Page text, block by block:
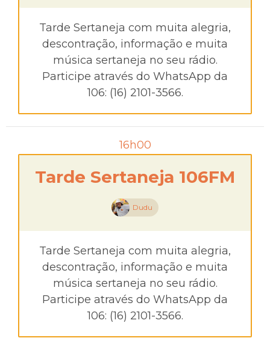
Tarde Sertaneja com muita alegria,
descontração, informação e muita
música sertaneja no seu rádio.
Participe através do WhatsApp da
106: (16) 2101-3566.
16h00
Tarde Sertaneja 106FM
Dudu
Tarde Sertaneja com muita alegria,
descontração, informação e muita
música sertaneja no seu rádio.
Participe através do WhatsApp da
106: (16) 2101-3566.